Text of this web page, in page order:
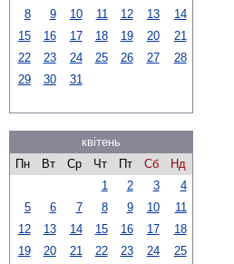
8
9 10 11 12 13
14
15
16 17 18 19 20
21
22
23 24 25 26 27
28
29
30 31
квітень
Пн
Вт Ср Чт Пт Сб
Нд
1
2 3
4
5
6 7 8 9 10
11
12
13 14 15 16 17
18
19
20 21 22 23 24
25